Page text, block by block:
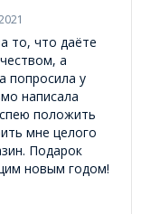
то, что даёте
а
попросила у
написала
положить
мне целого
Подарок
новым годом!